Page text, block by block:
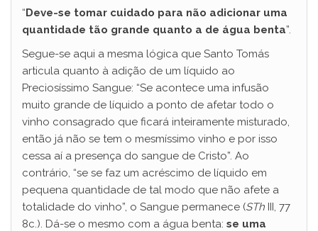
“Deve-se tomar cuidado para não adicionar uma
quantidade tão grande quanto a de água benta”.
Segue-se aqui a mesma lógica que Santo Tomás
articula quanto à adição de um líquido ao
Preciosíssimo Sangue: “Se acontece uma infusão
muito grande de líquido a ponto de afetar todo o
vinho consagrado que ficará inteiramente misturado,
então já não se tem o mesmíssimo vinho e por isso
cessa aí a presença do sangue de Cristo”. Ao
contrário, “se se faz um acréscimo de líquido em
pequena quantidade de tal modo que não afete a
totalidade do vinho”, o Sangue permanece (STh III, 77
8c.). Dá-se o mesmo com a água benta: se uma